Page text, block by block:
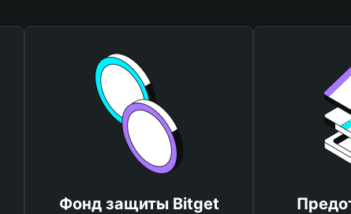
Фонд защиты Bitget